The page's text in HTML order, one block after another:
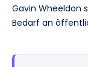
Gavin Wheeldon
Bedarf an